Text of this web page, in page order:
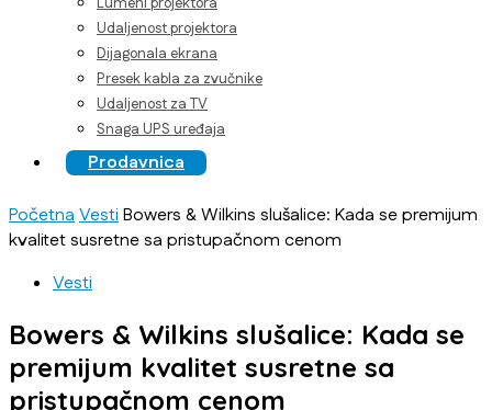
Udaljenost projektora
Dijagonala ekrana
Presek kabla za zvučnike
Udaljenost za TV
Snaga UPS uređaja
Prodavnica
PočetnaVestiBowers & Wilkins slušalice: Kada se premijum
kvalitet susretne sa pristupačnom cenom
Vesti
Bowers & Wilkins slušalice: Kada se
premijum kvalitet susretne sa
pristupačnom cenom